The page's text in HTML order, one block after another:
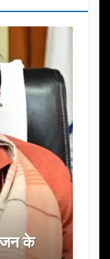
उत्तराखण्ड
यूजेवीएन